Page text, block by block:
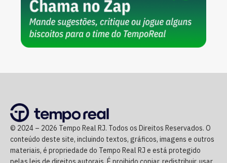
© 2024 – 2026 Tempo Real RJ. Todos os Direitos Reservados. O
conteúdo deste site, incluindo textos, gráficos, imagens e outros
materiais, é propriedade do Tempo Real RJ e está protegido